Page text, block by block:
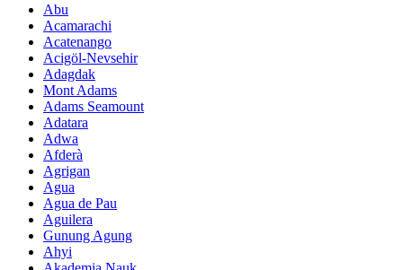
Abu
Acamarachi
Acatenango
Acigöl-Nevsehir
Adagdak
Mont Adams
Adams Seamount
Adatara
Adwa
Afderà
Agrigan
Agua
Agua de Pau
Aguilera
Gunung Agung
Ahyi